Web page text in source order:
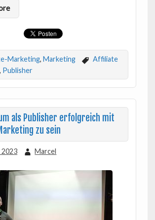
Marketing, Marketing
Affiliate
Publisher
als Publisher erfolgreich mit
zu sein
2023 Marcel